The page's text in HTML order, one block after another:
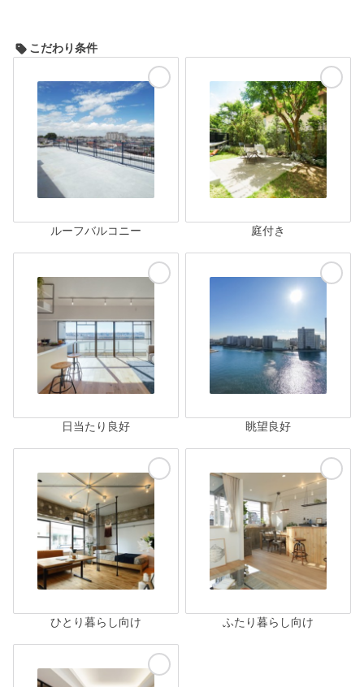
こだわり条件
ルーフバルコニー 庭付き
日当たり良好 眺望良好
ひとり暮らし向け ふたり暮らし向け